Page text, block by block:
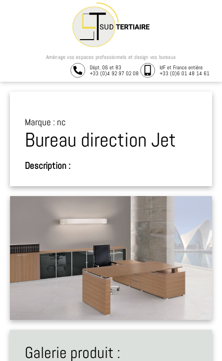
Dépt. 06 et 83
+33 (0)4 92 97 02 08
IdF et France entière
+33 (0)6 01 48 14 61
Aménage vos espaces professionnels et design vos bureaux
Marque : nc
Bureau direction Jet
Description :
Galerie produit :